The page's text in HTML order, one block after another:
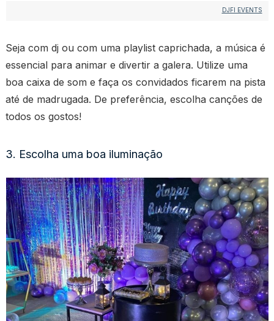
DJFI EVENTS
Seja com dj ou com uma playlist caprichada, a música é
essencial para animar e divertir a galera. Utilize uma
boa caixa de som e faça os convidados ficarem na pista
até de madrugada. De preferência, escolha canções de
todos os gostos!
3. Escolha uma boa iluminação